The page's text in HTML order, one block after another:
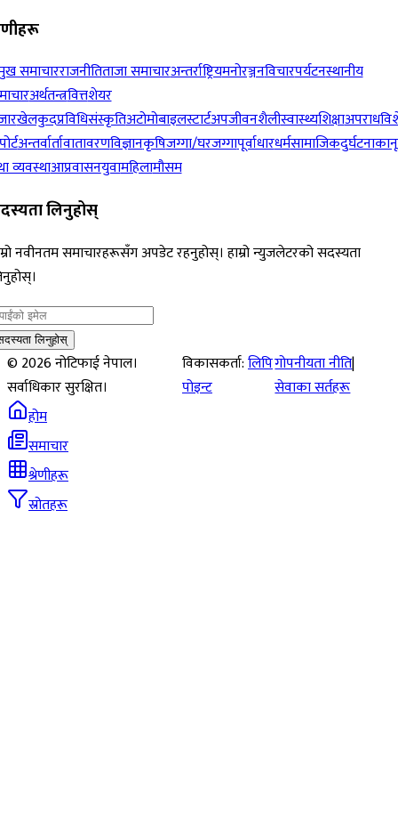
समाचारराजनीतिताजा समाचारअन्तर्राष्ट्रियमनोरञ्जनविचारपर्यटनस्थानीय
अर्थतन्त्रवित्तशेयर
खेलकुदप्रविधिसंस्कृतिअटोमोबाइलस्टार्टअपजीवनशैलीस्वास्थ्यशिक्षाअपराध
अन्तर्वार्तावातावरणविज्ञानकृषिजग्गा/घरजग्गापूर्वाधारधर्मसामाजिकदुर्घटना
व्यवस्थाआप्रवासनयुवामहिलामौसम
लिनुहोस्
नवीनतम समाचारहरूसँग अपडेट रहनुहोस्। हाम्रो न्युजलेटरको सदस्यता
लिनुहोस्
©2026नोटिफाई नेपाल।
सर्वाधिकार सुरक्षित।
विकासकर्ता:लिपि
पोइन्ट
गोपनीयता नीति|
सेवाका सर्तहरू
होम
समाचार
श्रेणीहरू
स्रोतहरू